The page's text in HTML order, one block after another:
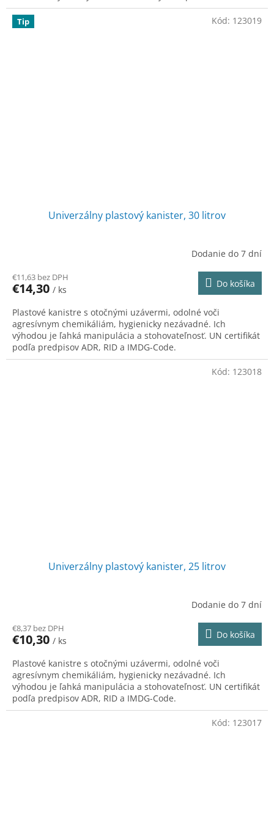
Tip
Univerzálny plastový kanister, 30 litrov
Dodanie do 7 dní
€11,63 bez DPH
€14,30 / ks
Do košíka
Plastové kanistre s otočnými uzávermi, odolné voči
agresívnym chemikáliám, hygienicky nezávadné. Ich
výhodou je ľahká manipulácia a stohovateľnosť. UN certifikát
podľa predpisov ADR, RID a IMDG-Code.
Kód: 123019
Univerzálny plastový kanister, 25 litrov
Dodanie do 7 dní
€8,37 bez DPH
€10,30 / ks
Do košíka
Plastové kanistre s otočnými uzávermi, odolné voči
agresívnym chemikáliám, hygienicky nezávadné. Ich
výhodou je ľahká manipulácia a stohovateľnosť. UN certifikát
podľa predpisov ADR, RID a IMDG-Code.
Kód: 123018
Kód: 123017